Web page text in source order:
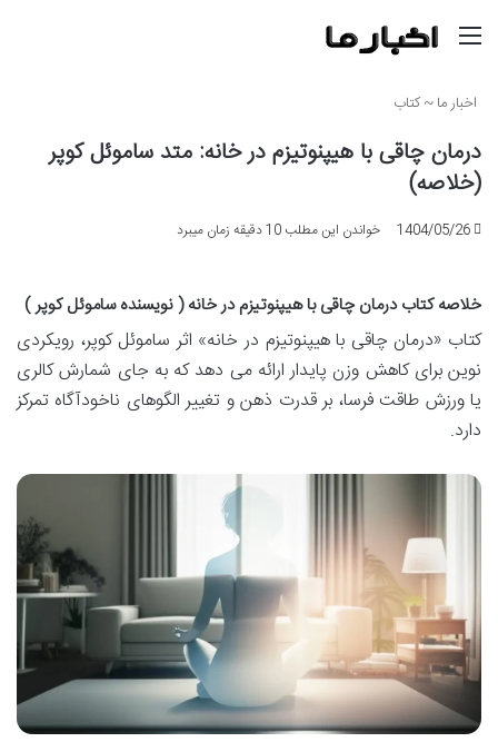
اخبار ما~کتاب
درمان چاقی با هیپنوتیزم در خانه: متد ساموئل کوپر
(خلاصه)
1404/05/26 خواندن این مطلب 10 دقیقه زمان میبرد
خلاصه کتاب درمان چاقی با هیپنوتیزم در خانه ( نویسنده ساموئل کوپر )
کتاب «درمان چاقی با هیپنوتیزم در خانه» اثر ساموئل کوپر، رویکردی
نوین برای کاهش وزن پایدار ارائه می دهد که به جای شمارش کالری
یا ورزش طاقت فرسا، بر قدرت ذهن و تغییر الگوهای ناخودآگاه تمرکز
دارد.